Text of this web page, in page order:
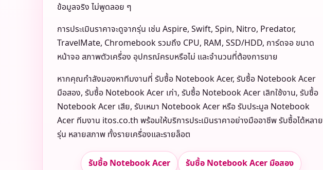
ข้อมูลจริง ไม่พูดลอย ๆ
การประเมินราคาจะดูจากรุ่น เช่น Aspire, Swift, Spin, Nitro, Predator,
TravelMate, Chromebook รวมถึง CPU, RAM, SSD/HDD, การ์ดจอ ขนาด
หน้าจอ สภาพตัวเครื่อง อุปกรณ์ครบหรือไม่ และจำนวนที่ต้องการขาย
หากคุณกำลังมองหาทีมงานที่ รับซื้อ Notebook Acer, รับซื้อ Notebook Acer
มือสอง, รับซื้อ Notebook Acer เก่า, รับซื้อ Notebook Acer เลิกใช้งาน, รับซื้อ
Notebook Acer เสีย, รับเหมา Notebook Acer หรือ รับประมูล Notebook
Acer ทีมงาน itos.co.th พร้อมให้บริการประเมินราคาอย่างมืออาชีพ รับซื้อได้หลาย
รุ่น หลายสภาพ ทั้งรายเครื่องและรายล็อต
รับซื้อ Notebook Acer รับซื้อ Notebook Acer มือสอง